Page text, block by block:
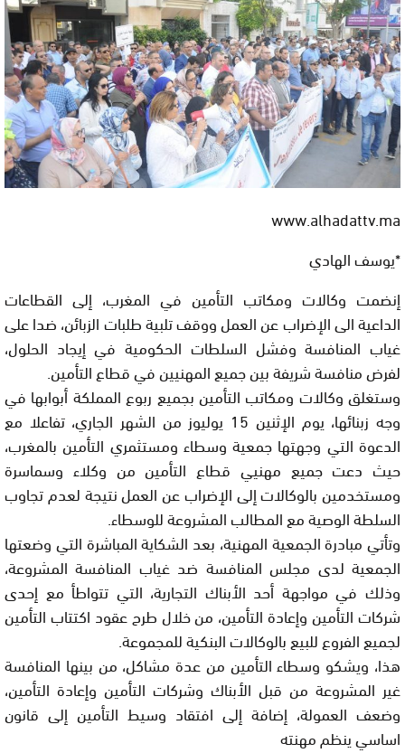
www.alhadattv.ma
*يوسف الهادي
إنضمت وكالات ومكاتب التأمين في المغرب، إلى القطاعات
الداعية الى الإضراب عن العمل ووقف تلبية طلبات الزبائن، ضدا على
غياب المنافسة وفشل السلطات الحكومية في إيجاد الحلول،
لفرض منافسة شريفة بين جميع المهنيين في قطاع التأمين.
وستغلق وكالات ومكاتب التأمين بجميع ربوع المملكة أبوابها في
وجه زبنائها، يوم الإثنين 15 يوليوز من الشهر الجاري، تفاعلا مع
الدعوة التي وجهتها جمعية وسطاء ومستثمري التأمين بالمغرب،
حيث دعت جميع مهنيي قطاع التأمين من وكلاء وسماسرة
ومستخدمين بالوكالات إلى الإضراب عن العمل نتيجة لعدم تجاوب
السلطة الوصية مع المطالب المشروعة للوسطاء.
وتأتي مبادرة الجمعية المهنية، بعد الشكاية المباشرة التي وضعتها
الجمعية لدى مجلس المنافسة ضد غياب المنافسة المشروعة،
وذلك في مواجهة أحد الأبناك التجارية، التي تتواطأ مع إحدى
شركات التأمين وإعادة التأمين، من خلال طرح عقود اكتتاب التأمين
لجميع الفروع للبيع بالوكالات البنكية للمجموعة.
هذا، ويشكو وسطاء التأمين من عدة مشاكل، من بينها المنافسة
غير المشروعة من قبل الأبناك وشركات التأمين وإعادة التأمين،
وضعف العمولة، إضافة إلى افتقاد وسيط التأمين إلى قانون
اساسي ينظم مهنته